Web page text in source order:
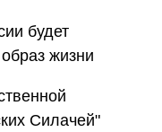
будет
жизни
Силачей"